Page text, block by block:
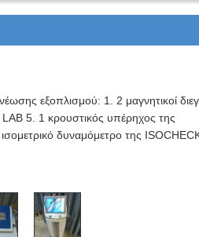
εξοπλισμού: 1. 2 μαγνητικοί
5. 1 κρουστικός υπέρηχος της
δυναμόμετρο της